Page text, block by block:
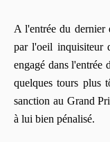
A l'entrée du dernier
par l'oeil inquisiteur
engagé dans l'entrée
quelques tours plus
sanction au Grand
à lui bien pénalisé.